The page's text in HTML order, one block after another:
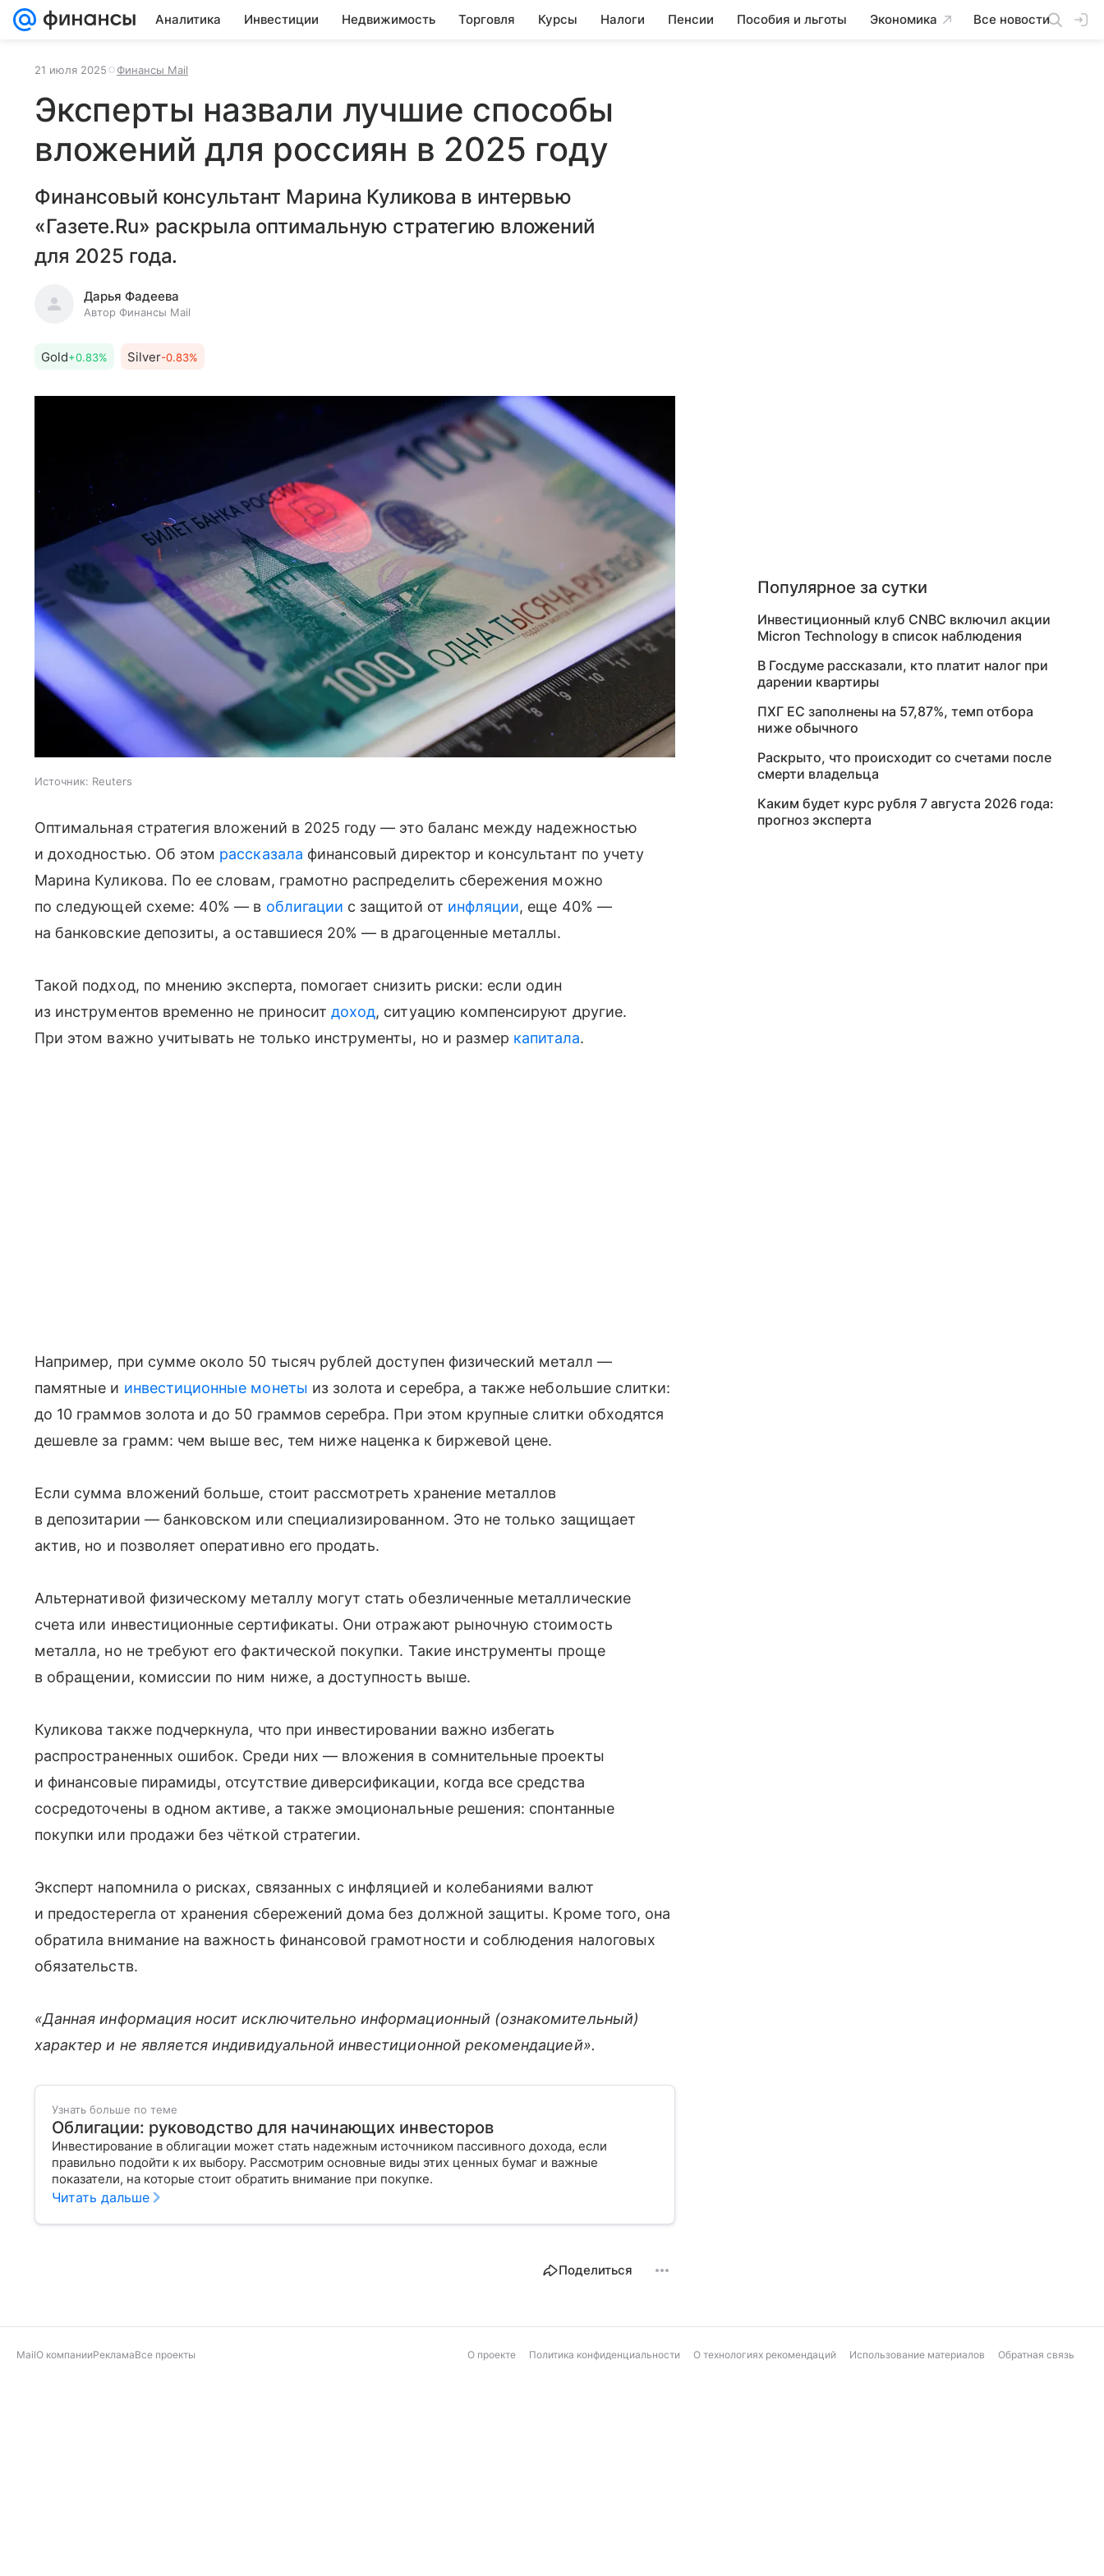
Аналитика Инвестиции Недвижимость Торговля Курсы Налоги Пенсии Пособия и льготы Экономика Все новости
21 июля 2025 Финансы Mail
Эксперты назвали лучшие способы
вложений для россиян в 2025 году
Финансовый консультант Марина Куликова в интервью
«Газете.Ru» раскрыла оптимальную стратегию вложений
для 2025 года.
Дарья Фадеева
Автор Финансы Mail
Gold+0.83% Silver-0.83%
Источник: Reuters
Оптимальная стратегия вложений в 2025 году — это баланс между надежностью
и доходностью. Об этом рассказала финансовый директор и консультант по учету
Марина Куликова. По ее словам, грамотно распределить сбережения можно
по следующей схеме: 40% — в облигации с защитой от инфляции, еще 40% —
на банковские депозиты, а оставшиеся 20% — в драгоценные металлы.
Такой подход, по мнению эксперта, помогает снизить риски: если один
из инструментов временно не приносит доход, ситуацию компенсируют другие.
При этом важно учитывать не только инструменты, но и размер капитала.
Например, при сумме около 50 тысяч рублей доступен физический металл —
памятные и инвестиционные монеты из золота и серебра, а также небольшие слитки:
до 10 граммов золота и до 50 граммов серебра. При этом крупные слитки обходятся
дешевле за грамм: чем выше вес, тем ниже наценка к биржевой цене.
Если сумма вложений больше, стоит рассмотреть хранение металлов
в депозитарии — банковском или специализированном. Это не только защищает
актив, но и позволяет оперативно его продать.
Альтернативой физическому металлу могут стать обезличенные металлические
счета или инвестиционные сертификаты. Они отражают рыночную стоимость
металла, но не требуют его фактической покупки. Такие инструменты проще
в обращении, комиссии по ним ниже, а доступность выше.
Куликова также подчеркнула, что при инвестировании важно избегать
распространенных ошибок. Среди них — вложения в сомнительные проекты
и финансовые пирамиды, отсутствие диверсификации, когда все средства
сосредоточены в одном активе, а также эмоциональные решения: спонтанные
покупки или продажи без чёткой стратегии.
Эксперт напомнила о рисках, связанных с инфляцией и колебаниями валют
и предостерегла от хранения сбережений дома без должной защиты. Кроме того, она
обратила внимание на важность финансовой грамотности и соблюдения налоговых
обязательств.
«Данная информация носит исключительно информационный (ознакомительный)
характер и не является индивидуальной инвестиционной рекомендацией».
Узнать больше по теме
Облигации: руководство для начинающих инвесторов
Инвестирование в облигации может стать надежным источником пассивного дохода, если
правильно подойти к их выбору. Рассмотрим основные виды этих ценных бумаг и важные
показатели, на которые стоит обратить внимание при покупке.
Читать дальше
Поделиться
Популярное за сутки
Инвестиционный клуб CNBC включил акции
Micron Technology в список наблюдения
В Госдуме рассказали, кто платит налог при
дарении квартиры
ПХГ ЕС заполнены на 57,87%, темп отбора
ниже обычного
Раскрыто, что происходит со счетами после
смерти владельца
Каким будет курс рубля 7 августа 2026 года:
прогноз эксперта
MailО компанииРекламаВсе проекты О проекте Политика конфиденциальности О технологиях рекомендаций Использование материалов Обратная связь